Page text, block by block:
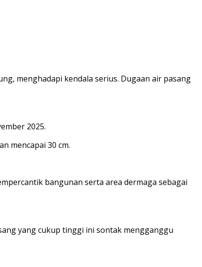
menghadapi kendala serius. Dugaan air pasang
2025.
mencapai 30 cm.
bangunan serta area dermaga sebagai
yang cukup tinggi ini sontak mengganggu